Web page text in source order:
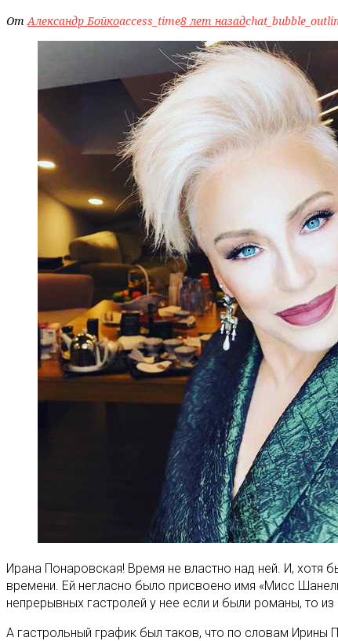
ОтАлександр Бойкоaccess_time8 лет назад
Ирана Понаровская! Время не властно над ней. И, хотя
времени. Ей негласно было присвоено имя «Мисс
непрерывных гастролей у нее если и были романы, то
А гастрольный график был таков, что по словам